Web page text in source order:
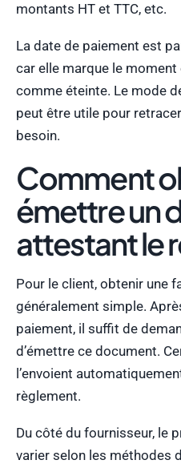
montants HT et TTC, etc.
La date de paiement est
car elle marque le
comme éteinte. Le mode
peut être utile pour
besoin.
Comment
émettre un
attestant le
Pour le client, obtenir une
généralement simple.
paiement, il suffit de
d’émettre ce document.
l’envoient
règlement.
Du côté du fournisseur, le
varier selon les méthodes